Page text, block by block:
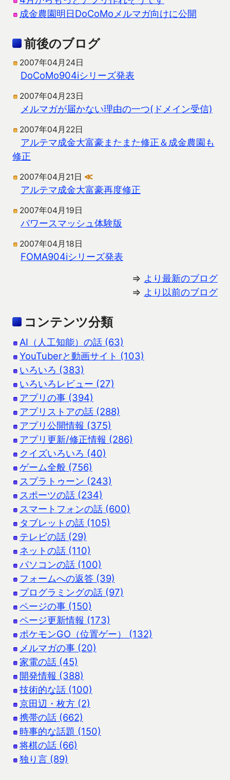
成金農園明日DoCoMoメルマガ向けに公開
前後のブログ
2007年04月24日
DoCoMo904iシリーズ発表
2007年04月23日
メルマガが届かない理由の一つ(ドメイン受信)
2007年04月22日
アルテマ成金大富豪またまた修正＆成金農園も
修正
2007年04月21日 ≪
アルテマ成金大富豪再度修正
2007年04月19日
パワースマッシュ体験版
2007年04月18日
FOMA904iシリーズ発表
⇒ より最新のブログ
⇒ より以前のブログ
コンテンツ分類
AI（人工知能）の話 (63)
YouTuberと動画サイト (103)
いろいろ (383)
いろいろレビュー (27)
アプリの事 (394)
アプリストアの話 (288)
アプリ公開情報 (375)
アプリ更新/修正情報 (286)
クイズいろいろ (40)
ゲーム全般 (756)
スプラトゥーン (243)
スポーツの話 (234)
スマートフォンの話 (600)
タブレットの話 (105)
テレビの話 (29)
ネットの話 (110)
パソコンの話 (100)
フォームへの返答 (39)
プログラミングの話 (97)
ページの事 (150)
ページ更新情報 (173)
ポケモンGO（位置ゲー） (132)
メルマガの事 (20)
家電の話 (45)
開発情報 (388)
技術的な話 (100)
京田辺・枚方 (2)
携帯の話 (662)
時事的な話題 (150)
将棋の話 (66)
独り言 (89)